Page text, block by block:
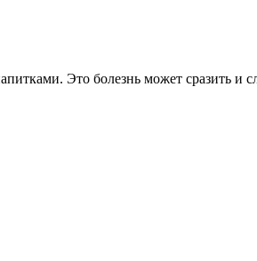
Это болезнь может сразить и